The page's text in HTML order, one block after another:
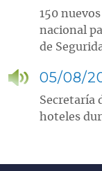
150
nacional
de
05/08/
Secretaría
hoteles